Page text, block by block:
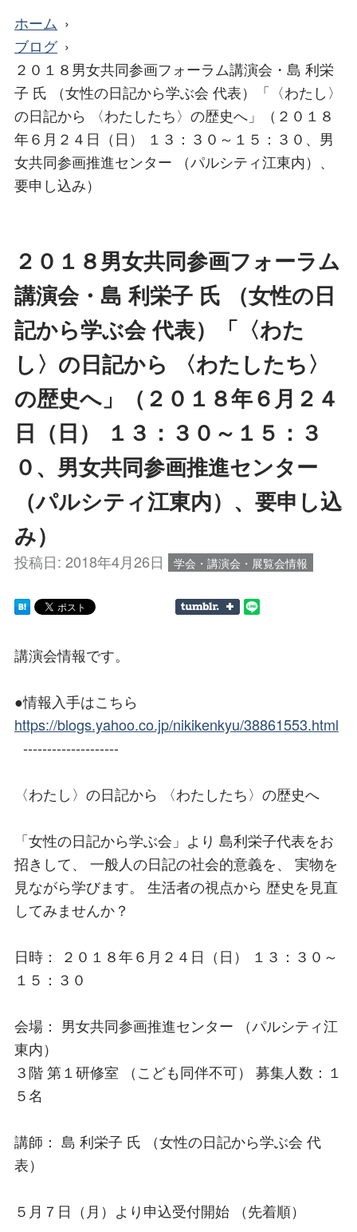
ホーム
ブログ
２０１８男女共同参画フォーラム講演会・島 利栄
子 氏 （女性の日記から学ぶ会 代表）「〈わたし〉
の日記から 〈わたしたち〉の歴史へ」（２０１８
年６月２４日（日） １３：３０～１５：３０、男
女共同参画推進センター （パルシティ江東内）、
要申し込み）
２０１８男女共同参画フォーラム
講演会・島 利栄子 氏 （女性の日
記から学ぶ会 代表）「〈わた
し〉の日記から 〈わたしたち〉
の歴史へ」（２０１８年６月２４
日（日） １３：３０～１５：３
０、男女共同参画推進センター
（パルシティ江東内）、要申し込
み）
投稿日: 2018年4月26日 学会・講演会・展覧会情報
講演会情報です。
●情報入手はこちら
https://blogs.yahoo.co.jp/nikikenkyu/38861553.html
--------------------
〈わたし〉の日記から 〈わたしたち〉の歴史へ
「女性の日記から学ぶ会」より 島利栄子代表をお
招きして、 一般人の日記の社会的意義を、 実物を
見ながら学びます。 生活者の視点から 歴史を見直
してみませんか？
日時： ２０１８年６月２４日（日） １３：３０～
１５：３０
会場： 男女共同参画推進センター （パルシティ江
東内）
３階 第１研修室 （こども同伴不可） 募集人数：１
５名
講師： 島 利栄子 氏 （女性の日記から学ぶ会 代
表）
５月７日（月）より申込受付開始 （先着順）